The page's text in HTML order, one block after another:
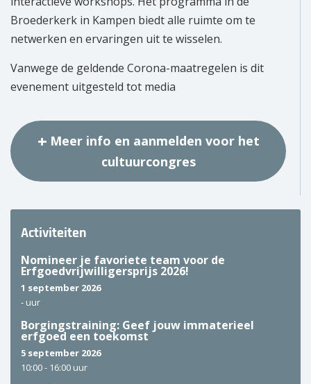
Broederkerk in Kampen biedt alle ruimte om te
netwerken en ervaringen uit te wisselen.
Vanwege de geldende Corona-maatregelen is dit
evenement uitgesteld tot media
Meer info en aanmelden voor het
cultuurcongres
Activiteiten
Nomineer je favoriete team voor de
Erfgoedvrijwilligersprijs 2026!
1 september 2026
- uur
Borgingstraining: Geef jouw immaterieel
erfgoed een toekomst
5 september 2026
10:00 - 16:00 uur